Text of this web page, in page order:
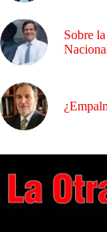
Sobre